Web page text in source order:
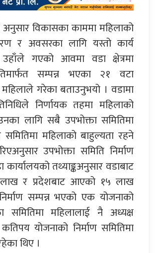
अनुसार विकासका काममा महिलाको
र अवसरका लागि यस्तो कार्य
गएको आवमा वडा क्षेत्रमा
सम्पन्न भएका २१ वटा
गरेका बताउनुभयो । वडामा
निर्णायक तहमा महिलाको
लागि सबै उपभोक्ता समितिमा
महिलाको बाहुल्यता रहने
उपभोक्ता समिति निर्माण
कार्यालयको तथ्याङ्कअनुसार वडाबाट
लाख र प्रदेशबाट आएको १५ लाख
सम्पन्न भएको एक योजनाको
समितिमा महिलालाई नै अध्यक्ष
योजनाको निर्माण समितिमा
थिए ।